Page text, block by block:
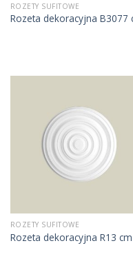
ROZETY SUFITOWE
Rozeta dekoracyjna B3077
ROZETY SUFITOWE
Rozeta dekoracyjna R13 cm